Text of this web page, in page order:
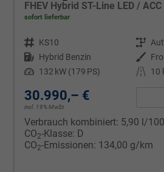
FHEV Hybrid ST-Line LED /
sofort lieferbar
Fahrzeugnr. KS10 Getriebe
Kraftstoff Hybrid Benzin Außenfarbe
Leistung 132 kW (179 PS) Kilometerstand 10
30.990,– €
incl. 19% MwSt.
Verbrauch kombiniert: 5,90 l/
CO2-Klasse: D
CO2-Emissionen: 134,00 g/km